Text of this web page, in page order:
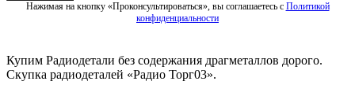
Нажимая на кнопку «Проконсультироваться», вы соглашаетесь с Политикой
конфиденциальности
Купим Радиодетали без содержания драгметаллов дорого.
Скупка радиодеталей «Радио Торг03».